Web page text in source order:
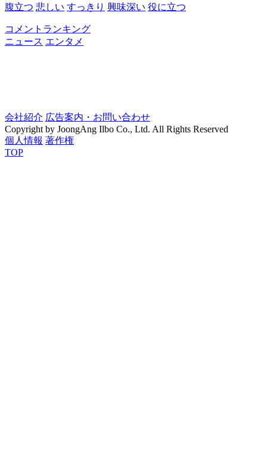
腹立つ 悲しい すっきり 興味深い 役に立つ
コメントランキング
ニュース エンタメ
会社紹介 広告案内・お問い合わせ
Copyright by JoongAng Ilbo Co., Ltd. All Rights Reserved
個人情報 著作権
TOP